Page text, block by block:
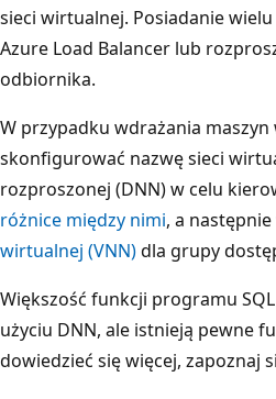
sieci wirtualnej. Posiadanie
Azure Load Balancer lub
odbiornika.
W przypadku wdrażania
skonfigurować nazwę sieci
rozproszonej (DNN) w celu
różnice między nimi, a
wirtualnej (VNN)dla grupy
Większość funkcji programu
użyciu DNN, ale istnieją pewne
dowiedzieć się więcej, zapoznaj